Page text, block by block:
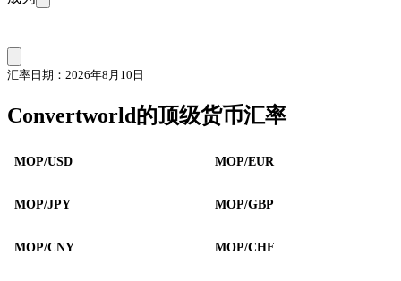
汇率日期：2026年8月10日
Convertworld的顶级货币汇率
MOP/USD MOP/EUR
MOP/JPY MOP/GBP
MOP/CNY MOP/CHF